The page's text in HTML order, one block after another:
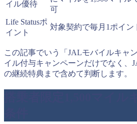
イル優待
可
Life Statusポ
イント
対象契約で毎月1ポイン
この記事でいう「JALモバイルキャ
イル付与キャンペーンだけでなく、
の継続特典まで含めて判断します。